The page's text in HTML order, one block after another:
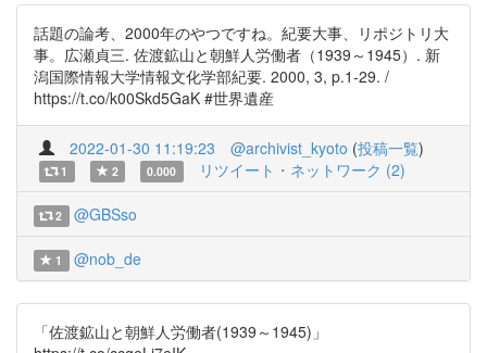
話題の論考、2000年のやつですね。紀要大事、リポジトリ大
事。広瀬貞三. 佐渡鉱山と朝鮮人労働者（1939～1945）. 新
潟国際情報大学情報文化学部紀要. 2000, 3, p.1-29. /
https://t.co/k00Skd5GaK #世界遺産
2022-01-30 11:19:23 @archivist_kyoto (投稿一覧)
1 2 0.000 リツイート・ネットワーク (2)
2 @GBSso
1 @nob_de
「佐渡鉱山と朝鮮人労働者(1939～1945)」